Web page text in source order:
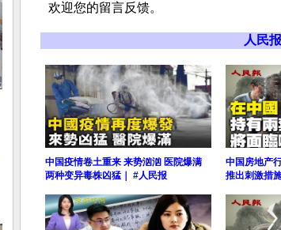
欢迎您的留言反馈。
人民
中国疫情卷土重来 来势汹汹 医院爆满
两种变异毒株凶猛｜ #人民报
中国房地产
推出刺激措